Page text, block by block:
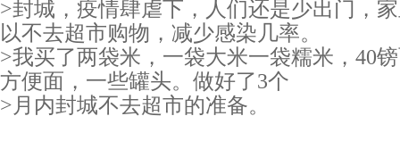
>封城，疫情肆虐下，人们还是少出门，
以不去超市购物，减少感染几率。
>我买了两袋米，一袋大米一袋糯米，40
方便面，一些罐头。做好了3个
>月内封城不去超市的准备。